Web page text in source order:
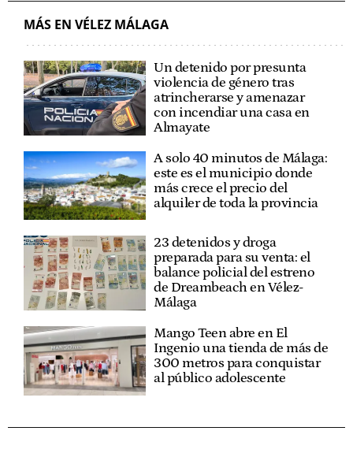
MÁS EN VÉLEZ MÁLAGA
Un detenido por presunta
violencia de género tras
atrincherarse y amenazar
con incendiar una casa en
Almayate
A solo 40 minutos de Málaga:
este es el municipio donde
más crece el precio del
alquiler de toda la provincia
23 detenidos y droga
preparada para su venta: el
balance policial del estreno
de Dreambeach en Vélez-
Málaga
Mango Teen abre en El
Ingenio una tienda de más de
300 metros para conquistar
al público adolescente